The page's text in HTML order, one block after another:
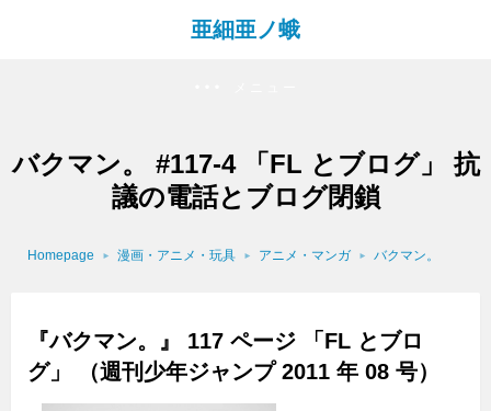
亜細亜ノ蛾
バクマン。 #117-4 「FL とブログ」 抗
議の電話とブログ閉鎖
Homepage 漫画・アニメ・玩具 アニメ・マンガ バクマン。
『バクマン。』 117 ページ 「FL とブロ
グ」 （週刊少年ジャンプ 2011 年 08 号）